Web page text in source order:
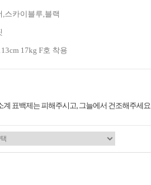
,스카이블루,블랙
17kg F호 착용
계 표백제는 피해주시고, 그늘에서 건조해주세요